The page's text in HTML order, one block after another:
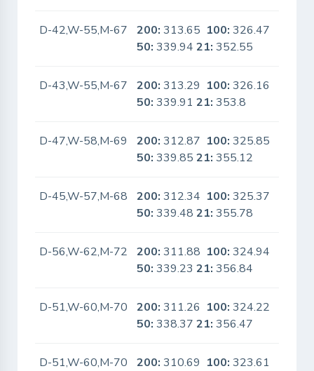
D-42,W-55,M-67 200: 313.65 100: 326.47
50: 339.9421: 352.55
D-43,W-55,M-67 200: 313.29 100: 326.16
50: 339.9121: 353.8
D-47,W-58,M-69 200: 312.87 100: 325.85
50: 339.8521: 355.12
D-45,W-57,M-68 200: 312.34 100: 325.37
50: 339.4821: 355.78
D-56,W-62,M-72 200: 311.88 100: 324.94
50: 339.2321: 356.84
D-51,W-60,M-70 200: 311.26 100: 324.22
50: 338.3721: 356.47
D-51,W-60,M-70 200: 310.69 100: 323.61